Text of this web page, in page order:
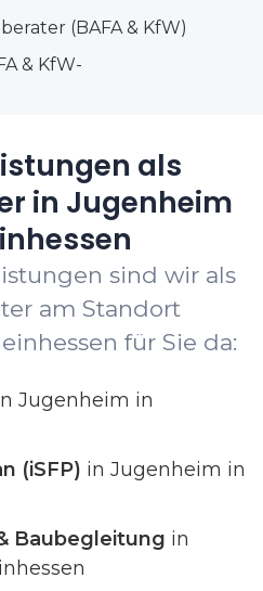
(BAFA & KfW)
& KfW-
als
in Jugenheim
sind wir als
am Standort
für Sie da:
Jugenheim in
(iSFP) in Jugenheim in
Baubegleitung in